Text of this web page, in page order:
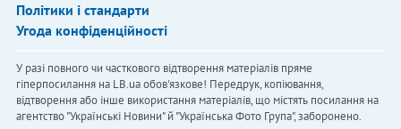
Політики і стандарти
Угода конфіденційності
У разі повного чи часткового відтворення матеріалів пряме
гіперпосилання на LB.ua обов'язкове! Передрук, копіювання,
відтворення або інше використання матеріалів, що містять посилання на
агентство "Українськi Новини" й "Українська Фото Група", заборонено.